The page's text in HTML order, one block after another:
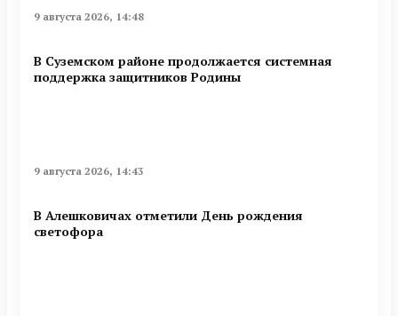
9 августа 2026, 14:48
В Суземском районе продолжается системная
поддержка защитников Родины
9 августа 2026, 14:43
В Алешковичах отметили День рождения
светофора